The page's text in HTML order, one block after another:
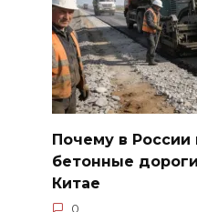
Почему в России
бетонные
Китае
0